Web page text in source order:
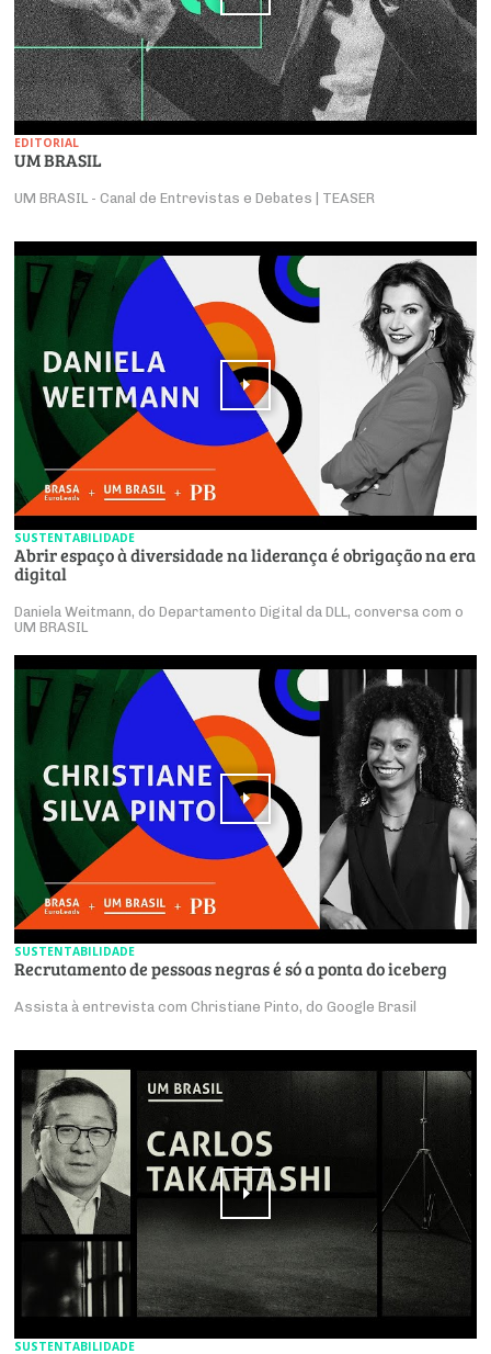
EDITORIAL
UM BRASIL
UM BRASIL - Canal de Entrevistas e Debates | TEASER
SUSTENTABILIDADE
Abrir espaço à diversidade na liderança é obrigação na era
digital
Daniela Weitmann, do Departamento Digital da DLL, conversa com o
UM BRASIL
SUSTENTABILIDADE
Recrutamento de pessoas negras é só a ponta do iceberg
Assista à entrevista com Christiane Pinto, do Google Brasil
SUSTENTABILIDADE